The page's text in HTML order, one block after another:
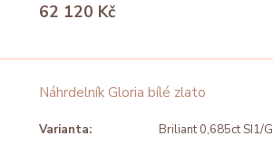
62 120 Kč
Náhrdelník Gloria bílé zlato
Varianta: Briliant 0,685ct SI1/G